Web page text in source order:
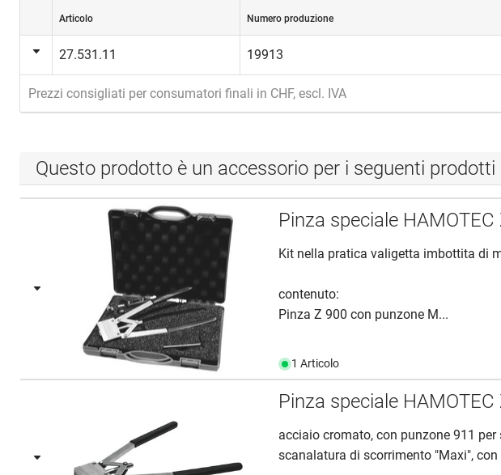
Articolo Numero produzione
27.531.11 19913
Prezzi consigliati per consumatori finali in CHF, escl. IVA
Questo prodotto è un accessorio per i seguenti prodotti
Pinza speciale HAMOTEC
Kit nella pratica valigetta imbottita di
contenuto:
Pinza Z 900 con punzone M...
1 Articolo
Pinza speciale HAMOTEC
acciaio cromato, con punzone 911
scanalatura di scorrimento "Maxi", con